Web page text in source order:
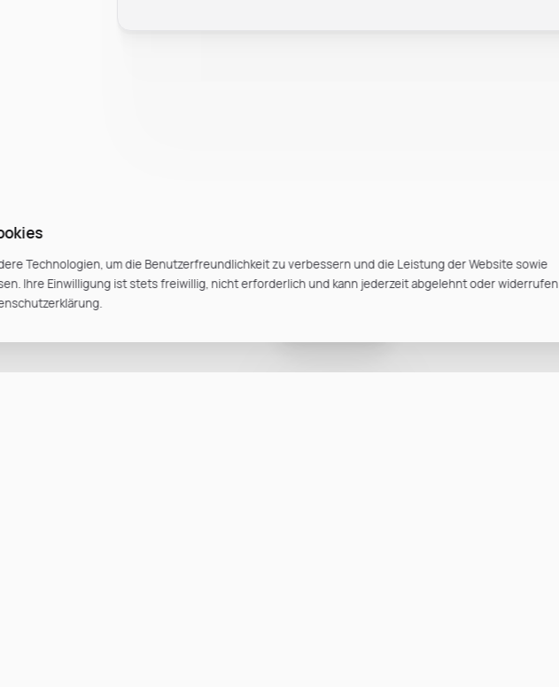
Technologien, um die Benutzerfreundlichkeit zu verbessern und die Leistung der Website sowie
Ihre Einwilligung ist stets freiwillig, nicht erforderlich und kann jederzeit abgelehnt oder widerrufen